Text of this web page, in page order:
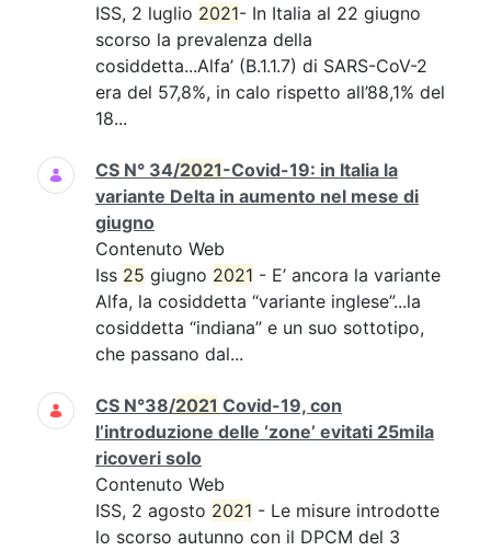
ISS, 2 luglio 2021- In Italia al 22 giugno
scorso la prevalenza della
cosiddetta...Alfa’ (B.1.1.7) di SARS-CoV-2
era del 57,8%, in calo rispetto all’88,1% del
18...
CS N° 34/2021-Covid-19: in Italia la
variante Delta in aumento nel mese di
giugno
Contenuto Web
Iss 25 giugno 2021 - E’ ancora la variante
Alfa, la cosiddetta “variante inglese”...la
cosiddetta “indiana” e un suo sottotipo,
che passano dal...
CS N°38/2021 Covid-19, con
l’introduzione delle ‘zone’ evitati 25mila
ricoveri solo
Contenuto Web
ISS, 2 agosto 2021 - Le misure introdotte
lo scorso autunno con il DPCM del 3